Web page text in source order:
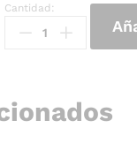
Cantidad: